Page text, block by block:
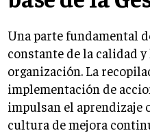
Una parte fundamental
constante de la calidad
organización. La
implementación de
impulsan el aprendizaje
cultura de mejora